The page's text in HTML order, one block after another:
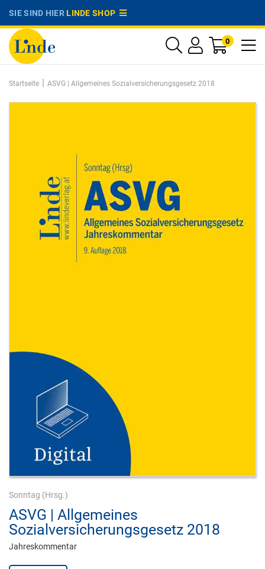
SIE SIND HIERLINDE SHOP
0
Startseite | ASVG | Allgemeines Sozialversicherungsgesetz 2018
Sonntag (Hrsg.)
ASVG | Allgemeines
Sozialversicherungsgesetz 2018
Jahreskommentar